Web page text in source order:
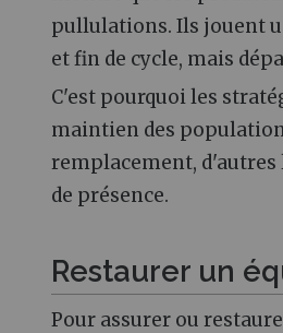
pullulations. Ils jouent
et fin de cycle, mais
C'est pourquoi les
maintien des
remplacement, d'autres
de présence.
Restaurer un
Pour assurer ou